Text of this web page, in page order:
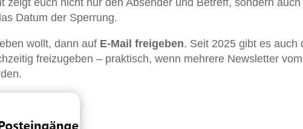
zeigt euch nicht nur den Absender und Betreff, sondern auch
Datum der Sperrung.
wollt, dann auf E-Mail freigeben. Seit 2025 gibt es auch
freizugeben – praktisch, wenn mehrere Newsletter vom